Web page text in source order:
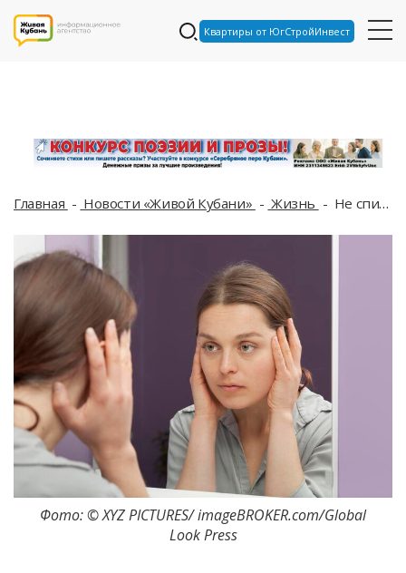
Квартиры от ЮгСтройИнвест
Главная Новости «Живой Кубани» Жизнь Не спите так, если не хотите морщин: врач назвала позу для сна, которая ускоряет старение кожи
Фото: © XYZ PICTURES/ imageBROKER.com/Global
Look Press